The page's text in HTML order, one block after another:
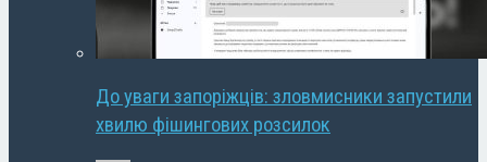
До уваги запоріжців: зловмисники запустили
хвилю фішингових розсилок